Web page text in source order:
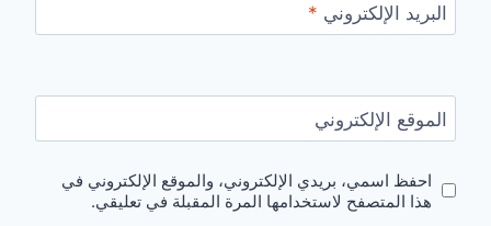
البريد الإلكتروني *
الموقع الإلكتروني
احفظ اسمي، بريدي الإلكتروني، والموقع الإلكتروني في
هذا المتصفح لاستخدامها المرة المقبلة في تعليقي.